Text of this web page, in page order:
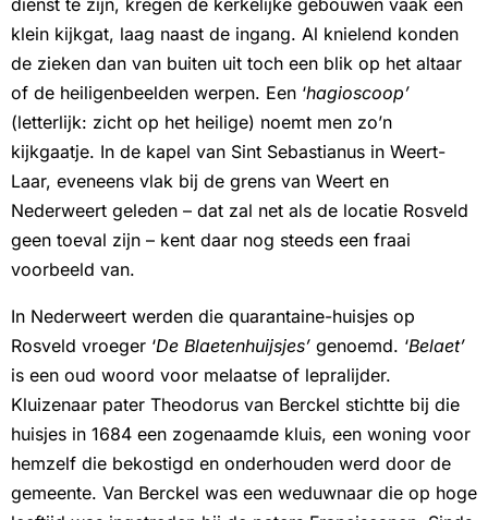
dienst te zijn, kregen de kerkelijke gebouwen vaak een
klein kijkgat, laag naast de ingang. Al knielend konden
de zieken dan van buiten uit toch een blik op het altaar
of de heiligenbeelden werpen. Een ‘hagioscoop’
(letterlijk: zicht op het heilige) noemt men zo’n
kijkgaatje. In de kapel van Sint Sebastianus in Weert-
Laar, eveneens vlak bij de grens van Weert en
Nederweert geleden – dat zal net als de locatie Rosveld
geen toeval zijn – kent daar nog steeds een fraai
voorbeeld van.
In Nederweert werden die quarantaine-huisjes op
Rosveld vroeger ‘De Blaetenhuijsjes’ genoemd. ‘Belaet’
is een oud woord voor melaatse of lepralijder.
Kluizenaar pater Theodorus van Berckel stichtte bij die
huisjes in 1684 een zogenaamde kluis, een woning voor
hemzelf die bekostigd en onderhouden werd door de
gemeente. Van Berckel was een weduwnaar die op hoge